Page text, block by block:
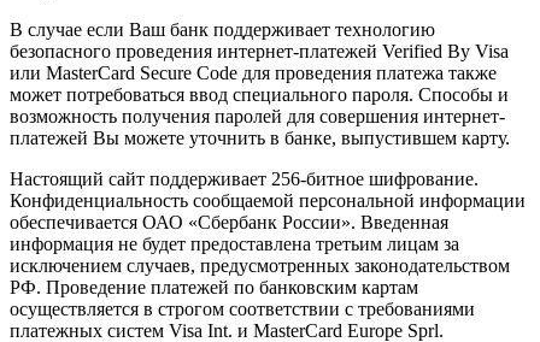
В случае если Ваш банк поддерживает технологию
безопасного проведения интернет-платежей Verified By Visa
или MasterCard Secure Code для проведения платежа также
может потребоваться ввод специального пароля. Способы и
возможность получения паролей для совершения интернет-
платежей Вы можете уточнить в банке, выпустившем карту.
Настоящий сайт поддерживает 256-битное шифрование.
Конфиденциальность сообщаемой персональной информации
обеспечивается ОАО «Сбербанк России». Введенная
информация не будет предоставлена третьим лицам за
исключением случаев, предусмотренных законодательством
РФ. Проведение платежей по банковским картам
осуществляется в строгом соответствии с требованиями
платежных систем Visa Int. и MasterCard Europe Sprl.